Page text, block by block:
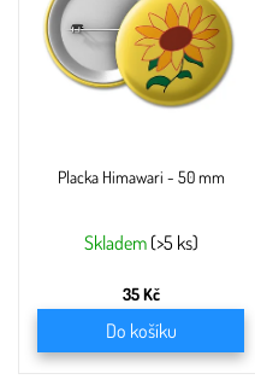
Placka Himawari - 50 mm
Skladem (>5 ks)
35 Kč
Do košíku